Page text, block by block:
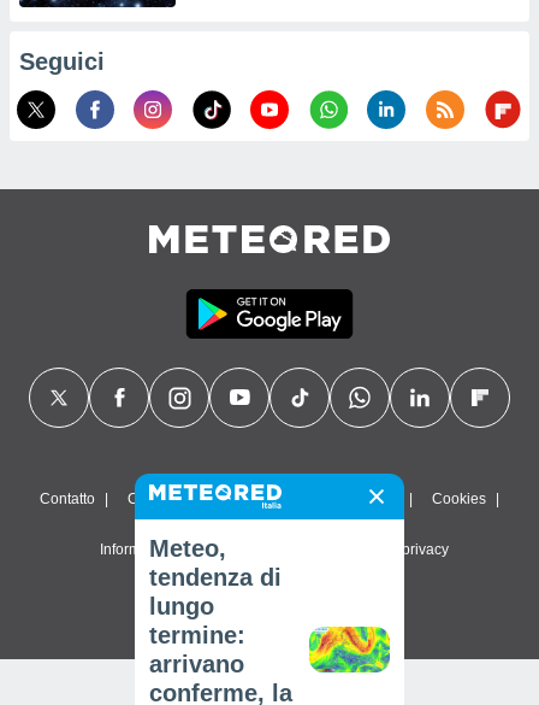
Seguici
Contatto Chi siamo FAQ Termini di utilizzo Cookies
Informativa sulla privacy Impostazioni sulla privacy
© 2026 Meteored. Tutti i diritti riservati
Meteo,
tendenza di
lungo
termine:
arrivano
conferme, la